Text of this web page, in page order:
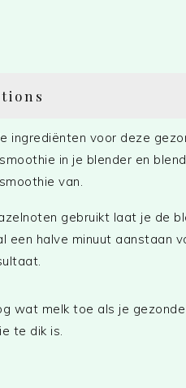
ingrediënten voor deze
in je blender en
van.
gebruikt laat je de
een halve minuut aanstaan
wat melk toe als je
te dik is.